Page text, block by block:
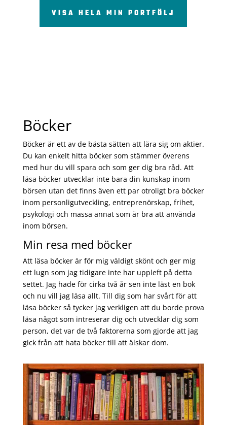
VISA HELA MIN PORTFÖLJ
Böcker
Böcker är ett av de bästa sätten att lära sig om aktier.
Du kan enkelt hitta böcker som stämmer överens
med hur du vill spara och som ger dig bra råd. Att
läsa böcker utvecklar inte bara din kunskap inom
börsen utan det finns även ett par otroligt bra böcker
inom personligutveckling, entreprenörskap, frihet,
psykologi och massa annat som är bra att använda
inom börsen.
Min resa med böcker
Att läsa böcker är för mig väldigt skönt och ger mig
ett lugn som jag tidigare inte har uppleft på detta
settet. Jag hade för cirka två år sen inte läst en bok
och nu vill jag läsa allt. Till dig som har svårt för att
läsa böcker så tycker jag verkligen att du borde prova
läsa något som intreserar dig och utvecklar dig som
person, det var de två faktorerna som gjorde att jag
gick från att hata böcker till att älskar dom.